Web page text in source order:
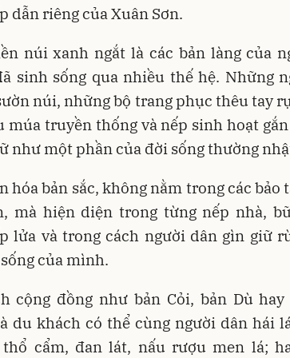
dẫn riêng của Xuân Sơn.
núi xanh ngắt là các bản làng của
sinh sống qua nhiều thế hệ. Những
núi, những bộ trang phục thêu tay
múa truyền thống và nếp sinh hoạt
như một phần của đời sống thường
hóa bản sắc, không nằm trong các bảo
mà hiện diện trong từng nếp nhà,
lửa và trong cách người dân gìn giữ
của mình.
cộng đồng như bản Cỏi, bản Dù hay
du khách có thể cùng người dân hái
cẩm, đan lát, nấu rượu men lá;